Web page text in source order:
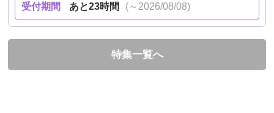
受付期間 あと23時間 (～2026/08/08)
特集一覧へ